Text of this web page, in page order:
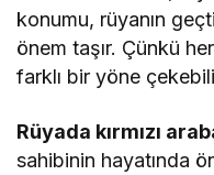
konumu, rüyanın
önem taşır. Çünkü
farklı bir yöne
Rüyada kırmızı
sahibinin hayatında